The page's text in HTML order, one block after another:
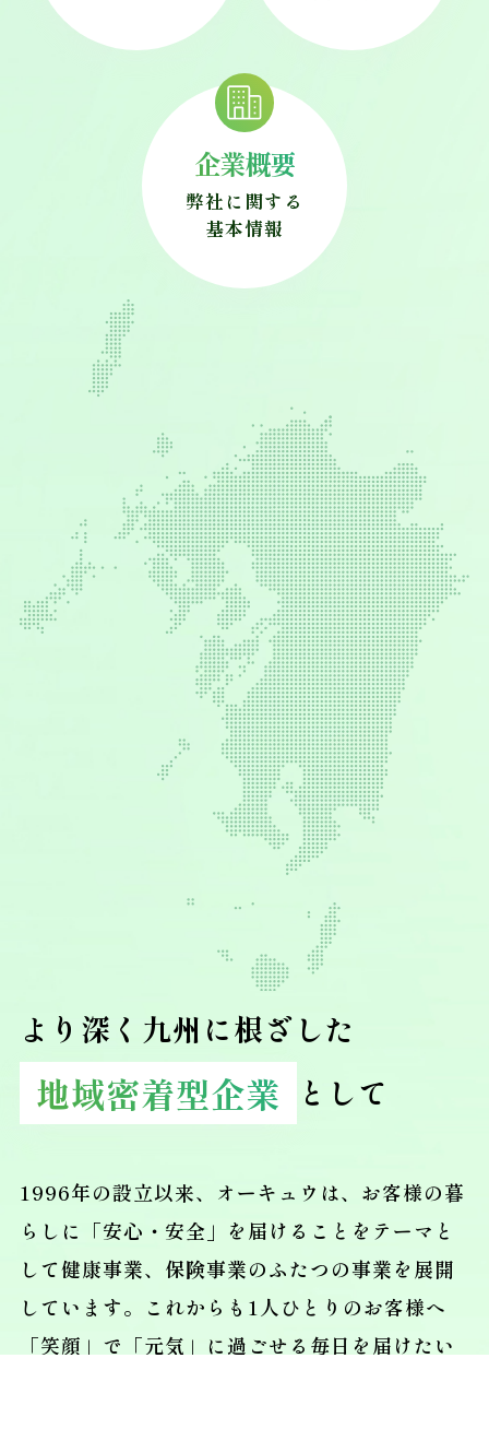
企業概要
弊社に関する
基本情報
より深く九州に根ざした
地域密着型企業 として
1996年の設立以来、オーキュウは、お客様の暮
らしに「安心・安全」を届けることをテーマと
して健康事業、保険事業のふたつの事業を展開
しています。これからも1人ひとりのお客様へ
「笑顔」で「元気」に過ごせる毎日を届けたい